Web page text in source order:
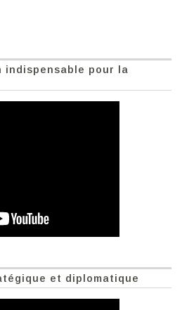
indispensable pour la
et diplomatique